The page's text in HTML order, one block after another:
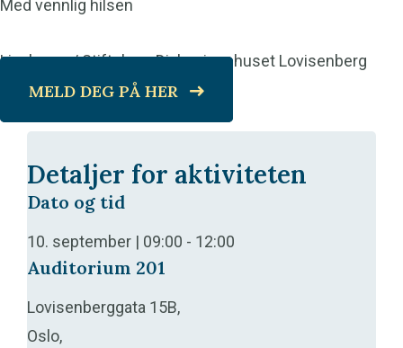
Med vennlig hilsen
Livslosen / Stiftelsen Diakonissehuset Lovisenberg
MELD DEG PÅ HER
Detaljer for aktiviteten
Dato og tid
10. september | 09:00 - 12:00
Auditorium 201
Lovisenberggata 15B,
Oslo,